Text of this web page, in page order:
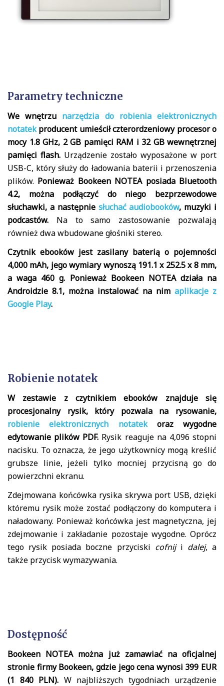
Parametry techniczne
We wnętrzu narzędzia do robienia elektronicznych
notatekproducent umieścił czterordzeniowy procesor o
mocy 1.8 GHz, 2 GB pamięci RAM i 32 GB wewnętrznej
pamięci flash. Urządzenie zostało wyposażone w port
USB-C, który służy do ładowania baterii i przenoszenia
plików. Ponieważ Bookeen NOTEA posiada Bluetooth
4.2, można podłączyć do niego bezprzewodowe
słuchawki, a następnie słuchać audiobooków, muzyki i
podcastów. Na to samo zastosowanie pozwalają
również dwa wbudowane głośniki stereo.
Czytnik ebooków jest zasilany baterią o pojemności
4,000 mAh, jego wymiary wynoszą 191.1 x 252.5 x 8 mm,
a waga 460 g. Ponieważ Bookeen NOTEA działa na
Androidzie 8.1, można instalować na nim aplikacje z
Google Play.
Robienie notatek
W zestawie z czytnikiem ebooków znajduje się
procesjonalny rysik, który pozwala na rysowanie,
robienie elektronicznych notatekoraz wygodne
edytowanie plików PDF. Rysik reaguje na 4,096 stopni
nacisku. To oznacza, że jego użytkownicy mogą kreślić
grubsze linie, jeżeli tylko mocniej przycisną go do
powierzchni ekranu.
Zdejmowana końcówka rysika skrywa port USB, dzięki
któremu rysik może zostać podłączony do komputera i
naładowany. Ponieważ końcówka jest magnetyczna, jej
zdejmowanie i zakładanie pozostaje wygodne. Oprócz
tego rysik posiada boczne przyciski cofniji dalej, a
także przycisk wymazywania.
Dostępność
Bookeen NOTEA można już zamawiać na oficjalnej
stronie firmy Bookeen, gdzie jego cena wynosi 399 EUR
(1 840 PLN). W najbliższych tygodniach urządzenie